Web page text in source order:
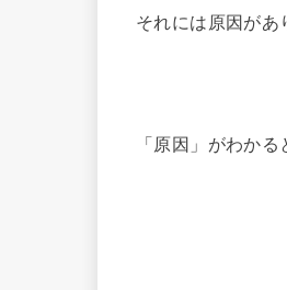
それには原因があ
「原因」がわか